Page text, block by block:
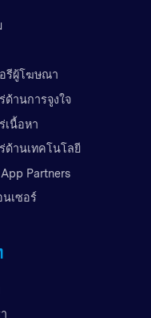
รีผู้โฆษณา
ด้านการจูงใจ
เนื้อหา
ด้านเทคโนโลยี
Partners
นเซอร์